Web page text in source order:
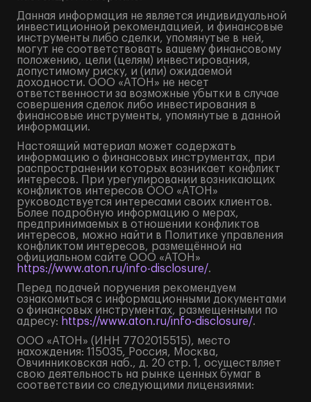
Данная информация не является индивидуальной
инвестиционной рекомендацией, и финансовые
инструменты либо сделки, упомянутые в ней,
могут не соответствовать вашему финансовому
положению, цели (целям) инвестирования,
допустимому риску, и (или) ожидаемой
доходности. ООО «АТОН» не несет
ответственности за возможные убытки в случае
совершения сделок либо инвестирования в
финансовые инструменты, упомянутые в данной
информации.
Настоящий материал может содержать
информацию о финансовых инструментах, при
распространении которых возникает конфликт
интересов. При урегулировании возникающих
конфликтов интересов ООО «АТОН»
руководствуется интересами своих клиентов.
Более подробную информацию о мерах,
предпринимаемых в отношении конфликтов
интересов, можно найти в Политике управления
конфликтом интересов, размещённой на
официальном сайте ООО «АТОН»
https://www.aton.ru/info-disclosure/.
Перед подачей поручения рекомендуем
ознакомиться с информационными документами
о финансовых инструментах, размещенными по
адресу: https://www.aton.ru/info-disclosure/.
ООО «АТОН» (ИНН 7702015515), место
нахождения: 115035, Россия, Москва,
Овчинниковская наб., д. 20 стр. 1, осуществляет
свою деятельность на рынке ценных бумаг в
соответствии со следующими лицензиями: